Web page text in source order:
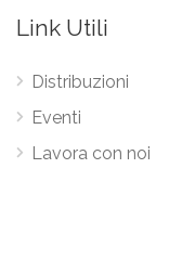
Link Utili
Distribuzioni
Eventi
Lavora con noi